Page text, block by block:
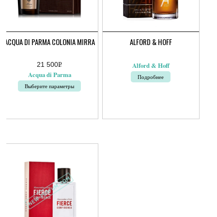
ACQUA DI PARMA COLONIA MIRRA
21 500Р
Acqua di Parma
Выберите параметры
имеет
Опции
странице
ALFORD & HOFF
Alford & Hoff
Подробнее